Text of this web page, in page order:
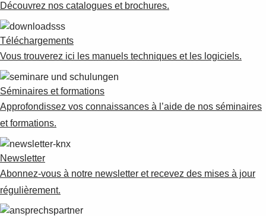
Découvrez nos catalogues et brochures.
Téléchargements
Vous trouverez ici les manuels techniques et les logiciels.
Séminaires et formations
Approfondissez vos connaissances à l’aide de nos séminaires
et formations.
Newsletter
Abonnez-vous à notre newsletter et recevez des mises à jour
régulièrement.